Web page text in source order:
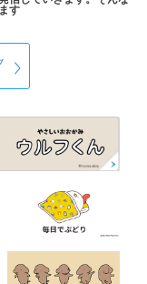
Crecoのグッズをお届けします